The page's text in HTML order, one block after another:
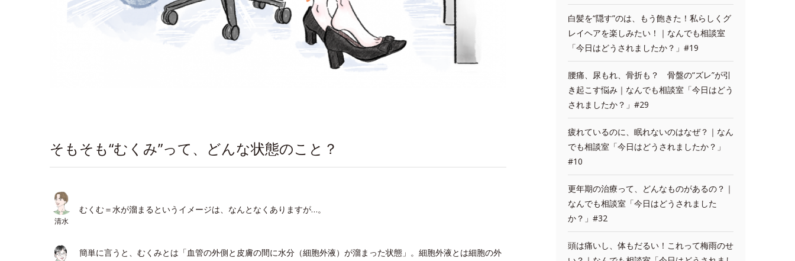
そもそも“むくみ”って、どんな状態のこと？
清水
むくむ＝水が溜まるというイメージは、なんとなくありますが…。
簡単に言うと、むくみとは「血管の外側と皮膚の間に水分（細胞外液）が溜まった状態」。細胞外液とは細胞の外
白髪を“隠す”のは、もう飽きた！私らしくグ
レイヘアを楽しみたい！｜なんでも相談室
「今日はどうされましたか？」#19
腰痛、尿もれ、骨折も？ 骨盤の“ズレ”が引
き起こす悩み｜なんでも相談室「今日はどう
されましたか？」#29
疲れているのに、眠れないのはなぜ？｜なん
でも相談室「今日はどうされましたか？」
#10
更年期の治療って、どんなものがあるの？｜
なんでも相談室「今日はどうされました
か？」#32
頭は痛いし、体もだるい！これって梅雨のせ